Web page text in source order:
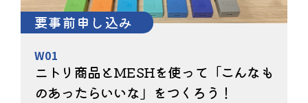
要事前申し込み
W01
ニトリ商品とMESHを使って「こんなも
のあったらいいな」をつくろう！